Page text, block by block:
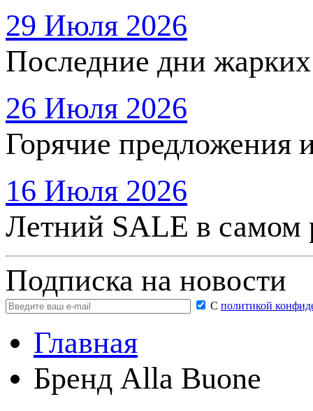
29 Июля 2026
Последние дни
26 Июля 2026
Горячие предложения
16 Июля 2026
Летний SALE в самом
Подписка на новости
С политикой
Главная
Бренд Alla Buone